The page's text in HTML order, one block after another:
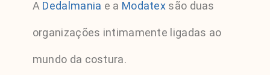
A Dedalmania e a Modatex são duas
organizações intimamente ligadas ao
mundo da costura.